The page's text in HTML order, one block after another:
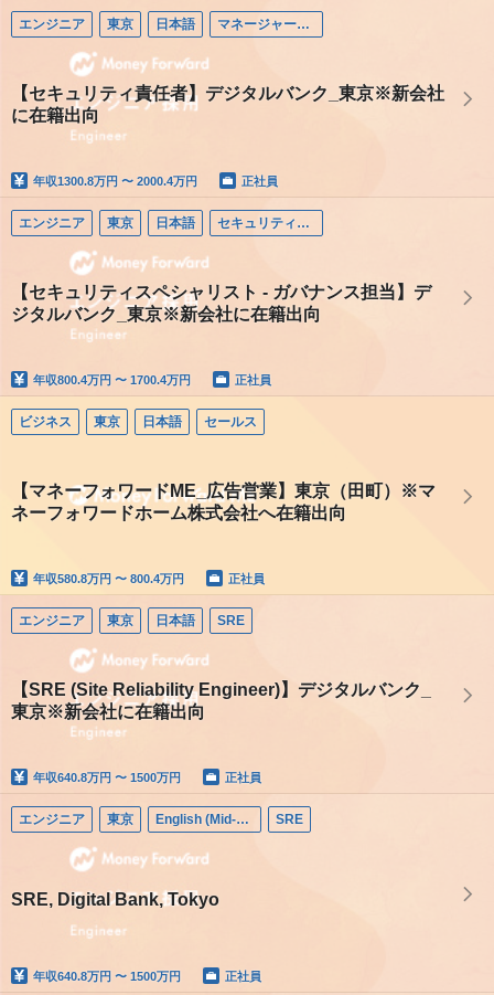
エンジニア 東京 日本語 マネージャー（エンジニア）
【セキュリティ責任者】デジタルバンク_東京※新会社
に在籍出向
年収1300.8万円 〜 2000.4万円 正社員
エンジニア 東京 日本語 セキュリティエンジニア
【セキュリティスペシャリスト - ガバナンス担当】デ
ジタルバンク_東京※新会社に在籍出向
年収800.4万円 〜 1700.4万円 正社員
ビジネス 東京 日本語 セールス
【マネーフォワードME_広告営業】東京（田町）※マ
ネーフォワードホーム株式会社へ在籍出向
年収580.8万円 〜 800.4万円 正社員
エンジニア 東京 日本語 SRE
【SRE (Site Reliability Engineer)】デジタルバンク_
東京※新会社に在籍出向
年収640.8万円 〜 1500万円 正社員
エンジニア 東京 English (Mid-career) SRE
SRE, Digital Bank, Tokyo
年収640.8万円 〜 1500万円 正社員